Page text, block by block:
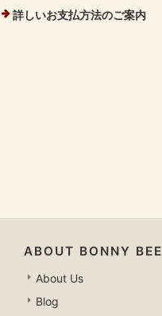
詳しいお支払方法のご案内
ABOUT BONNY BEE
About Us
Blog